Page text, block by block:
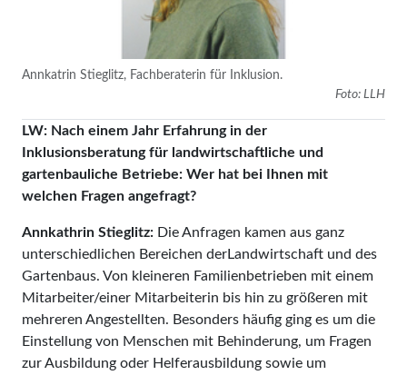
Annkatrin Stieglitz, Fachberaterin für Inklusion.
Foto: LLH
LW: Nach einem Jahr Erfahrung in der
Inklusionsberatung für landwirtschaftliche und
gartenbauliche Betriebe: Wer hat bei Ihnen mit
welchen Fragen angefragt?
Annkathrin Stieglitz: Die Anfragen kamen aus ganz
unterschiedlichen Bereichen derLandwirtschaft und des
Gartenbaus. Von kleineren Familienbetrieben mit einem
Mitarbeiter/einer Mitarbeiterin bis hin zu größeren mit
mehreren Angestellten. Besonders häufig ging es um die
Einstellung von Menschen mit Behinderung, um Fragen
zur Ausbildung oder Helferausbildung sowie um